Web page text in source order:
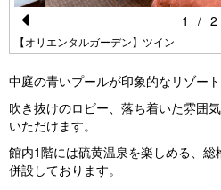
Pr
e
vi
o
u
s
【オリエンタルガーデン】ツイン
1 / 2
中庭の青いプールが印象的なリゾート
吹き抜けのロビー、落ち着いた雰囲
いただけます。
館内1階には硫黄温泉を楽しめる、
併設しております。